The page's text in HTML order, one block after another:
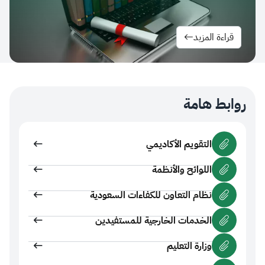
المزيد
هامة
التقويم الأكاديمي
اللوائح والأنظمة
نظام التعاون للكفاءات السعودية
الخدمات الخارجية للمستفيدين
وزارة التعليم